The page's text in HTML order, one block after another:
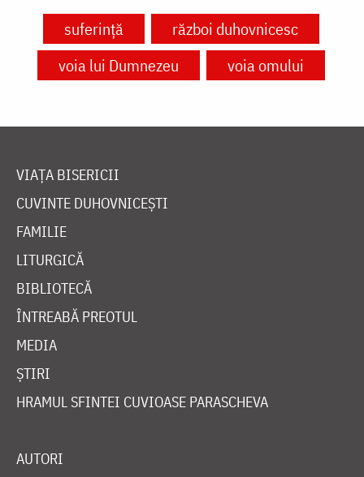
suferință
război duhovnicesc
voia lui Dumnezeu
voia omului
VIAȚA BISERICII
CUVINTE DUHOVNICEȘTI
FAMILIE
LITURGICĂ
BIBLIOTECĂ
ÎNTREABĂ PREOTUL
MEDIA
ȘTIRI
HRAMUL SFINTEI CUVIOASE PARASCHEVA
AUTORI